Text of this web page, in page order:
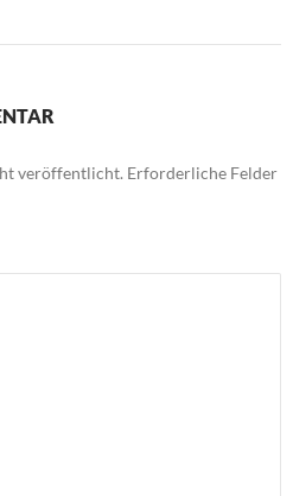
veröffentlicht. Erforderliche Felder